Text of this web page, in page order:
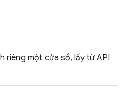
riêng một cửa sổ, lấy từ API